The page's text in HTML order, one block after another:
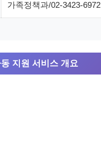
가족정책과/02-3423-6972
지원 서비스 개요